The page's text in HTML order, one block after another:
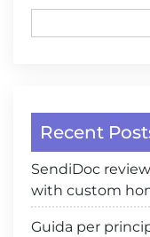
Recent
SendiDoc
with custom
Guida per